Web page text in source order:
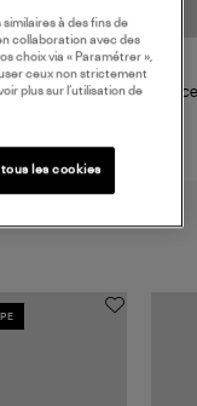
PM Or
à des fins de
collaboration avec des
choix via « Paramétrer »,
ceux non strictement
plus sur l’utilisation de
les cookies